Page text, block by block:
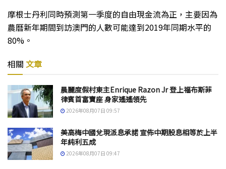
摩根士丹利同時預測第一季度的自由現金流為正，主要因為
農曆新年期間到訪澳門的人數可能達到2019年同期水平的
80%。
相關 文章
晨麗度假村東主Enrique Razon Jr 登上福布斯菲
律賓首富寶座 身家遙遙領先
2026年08月07日 09:57
美高梅中國兌現派息承諾 宣佈中期股息相等於上半
年純利五成
2026年08月07日 09:47